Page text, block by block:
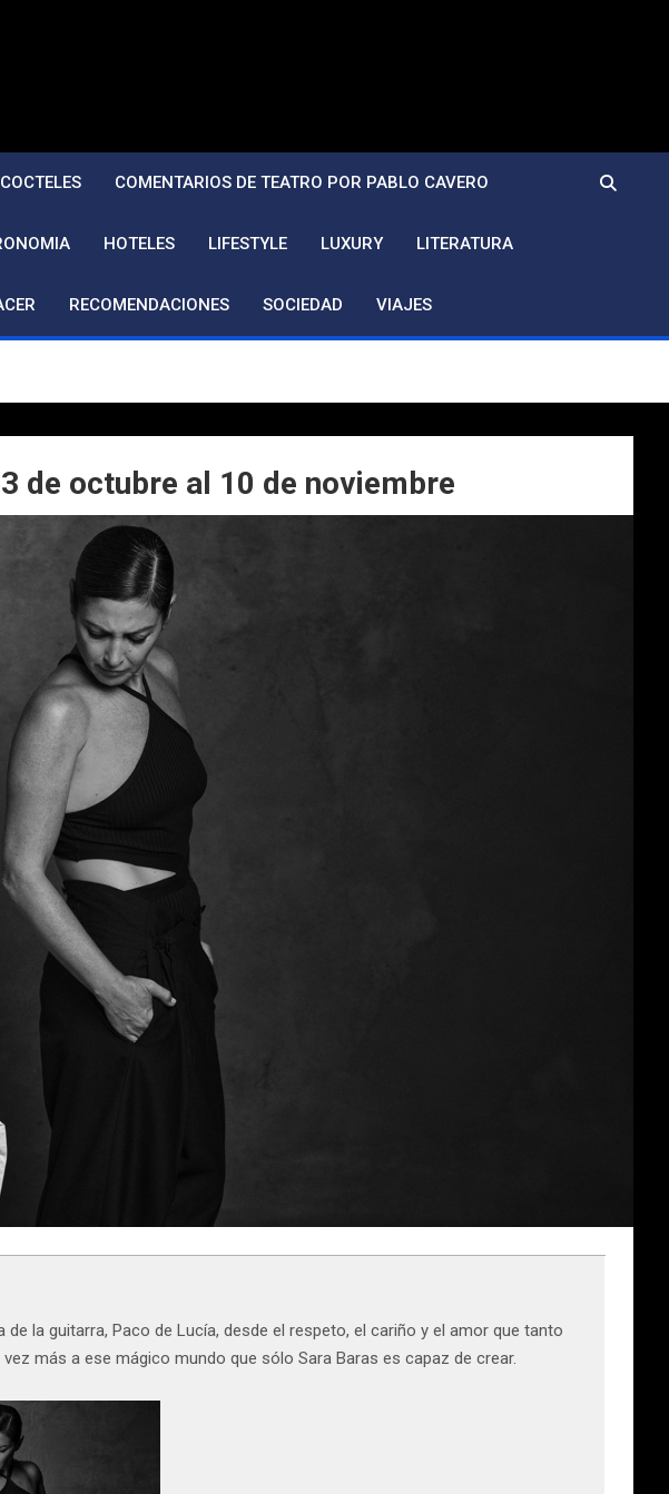
COCTELES COMENTARIOS DE TEATRO POR PABLO CAVERO
HOTELES LIFESTYLE LUXURY LITERATURA
RECOMENDACIONES SOCIEDAD VIAJES
de octubre al 10 de noviembre
la guitarra, Paco de Lucía, desde el respeto, el cariño y el amor que tanto
más a ese mágico mundo que sólo Sara Baras es capaz de crear.